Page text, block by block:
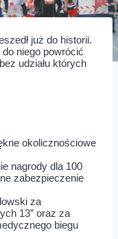
już do historii.
niego powrócić
udziału których
okolicznościowe
nagrody dla 100
zabezpieczenie
za
13” oraz za
biegu